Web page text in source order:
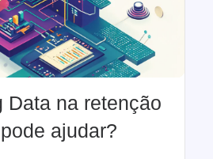
Data na retenção
ajudar?